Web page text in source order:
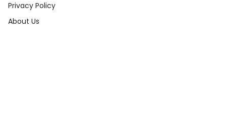
Privacy Policy
About Us